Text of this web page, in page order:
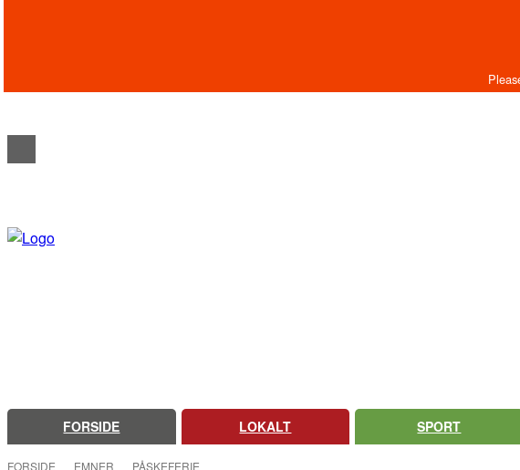
FORSIDE LOKALT SPORT
FORSIDE EMNER PÅSKEFERIE